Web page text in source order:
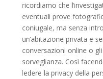
ricordiamo che
eventuali prove
coniugale, ma senza
un’abitazione privata e
conversazioni online o
sorveglianza. Così
ledere la privacy della